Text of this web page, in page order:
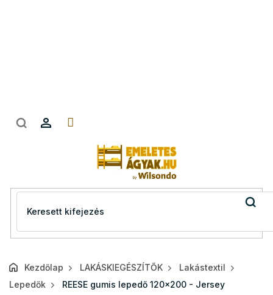
Kezdőlap LAKÁSKIEGÉSZÍTŐK
Lakástextil
Lepedők
REESE gumis lepedő 120x200 - Jersey